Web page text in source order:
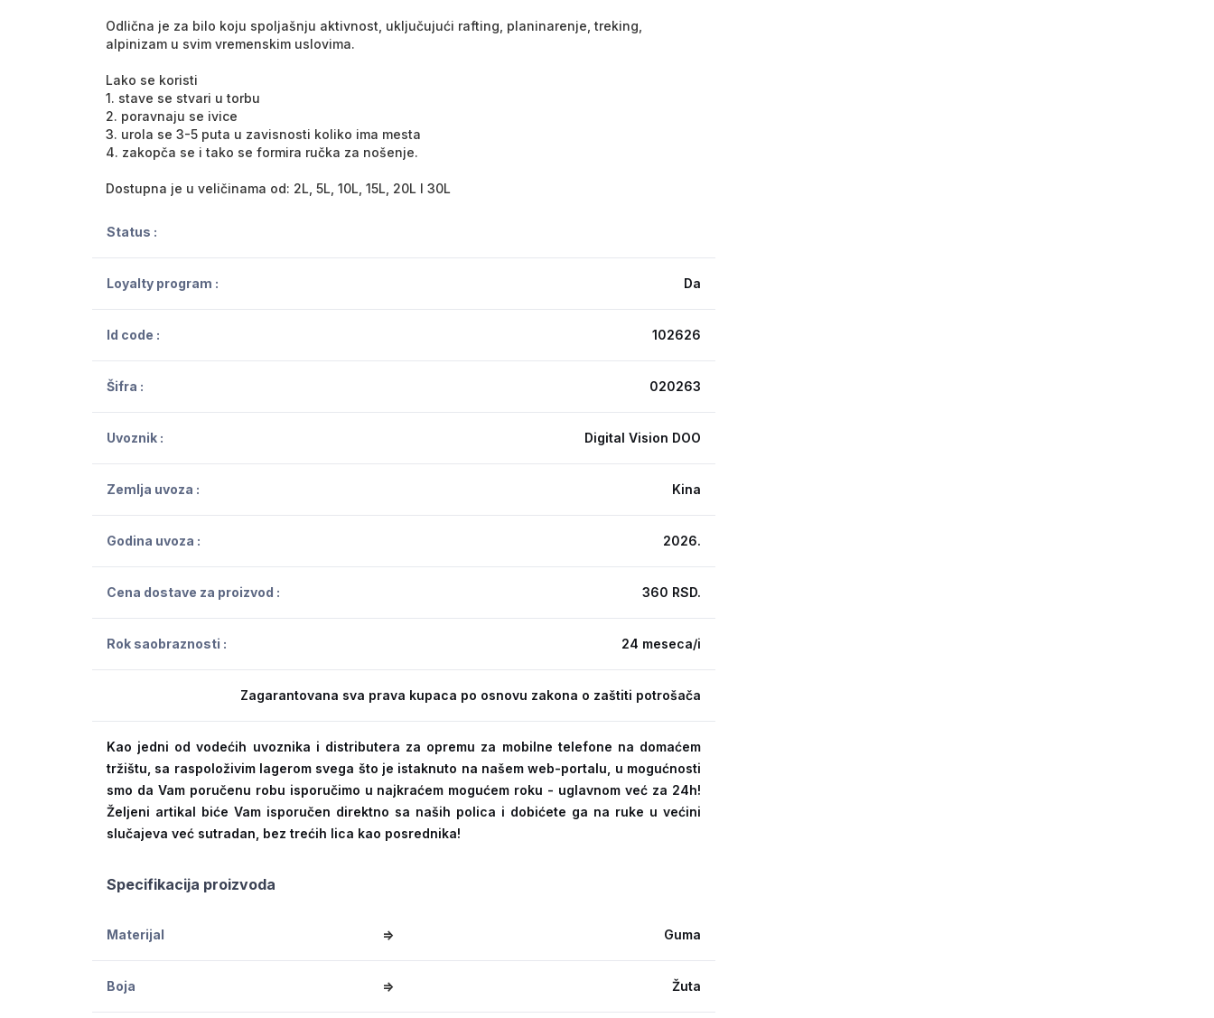
Odlična je za bilo koju spoljašnju aktivnost, uključujući rafting, planinarenje, treking,
alpinizam u svim vremenskim uslovima.
Lako se koristi
1. stave se stvari u torbu
2. poravnaju se ivice
3. urola se 3-5 puta u zavisnosti koliko ima mesta
4. zakopča se i tako se formira ručka za nošenje.
Dostupna je u veličinama od: 2L, 5L, 10L, 15L, 20L I 30L
Status :
Loyalty program : Da
Id code : 102626
Šifra : 020263
Uvoznik : Digital Vision DOO
Zemlja uvoza : Kina
Godina uvoza : 2026.
Cena dostave za proizvod : 360 RSD.
Rok saobraznosti : 24 meseca/i
Zagarantovana sva prava kupaca po osnovu zakona o zaštiti potrošača
Kao jedni od vodećih uvoznika i distributera za opremu za mobilne telefone na domaćem
tržištu, sa raspoloživim lagerom svega što je istaknuto na našem web-portalu, u mogućnosti
smo da Vam poručenu robu isporučimo u najkraćem mogućem roku - uglavnom već za 24h!
Željeni artikal biće Vam isporučen direktno sa naših polica i dobićete ga na ruke u većini
slučajeva već sutradan, bez trećih lica kao posrednika!
Specifikacija proizvoda
Materijal => Guma
Boja => Žuta